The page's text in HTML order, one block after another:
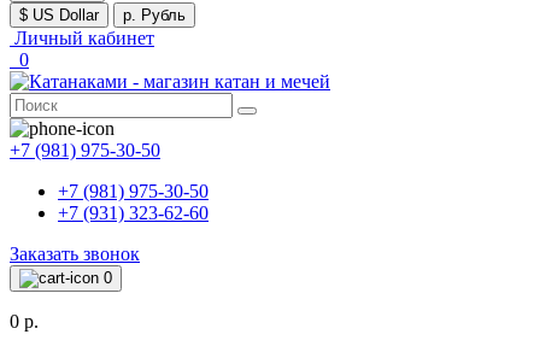
$ US Dollar
р. Рубль
Личный кабинет
0
+7 (981) 975-30-50
+7 (981) 975-30-50
+7 (931) 323-62-60
Заказать звонок
0
0 р.